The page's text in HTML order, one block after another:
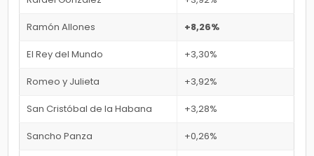
Ramón Allones +8,26%
El Rey del Mundo +3,30%
Romeo y Julieta +3,92%
San Cristóbal de la Habana +3,28%
Sancho Panza +0,26%